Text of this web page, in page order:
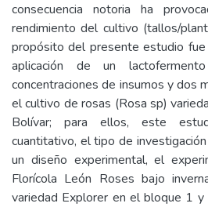
consecuencia notoria ha
rendimiento del cultivo (tallos/
propósito del presente estudio
aplicación de un
concentraciones de insumos y dos
el cultivo de rosas (Rosa sp)
Bolívar; para ellos, este
cuantitativo, el tipo de
un diseño experimental, el
Florícola León Roses bajo
variedad Explorer en el bloque 1